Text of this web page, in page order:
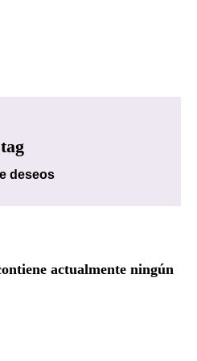
deseos
actualmente ningún